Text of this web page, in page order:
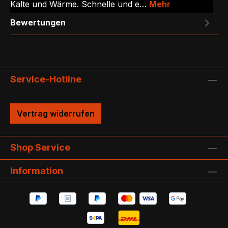
Kälte und Wärme. Schnelle und e… Mehr
Bewertungen
Service-Hotline
Vertrag widerrufen
Shop Service
Information